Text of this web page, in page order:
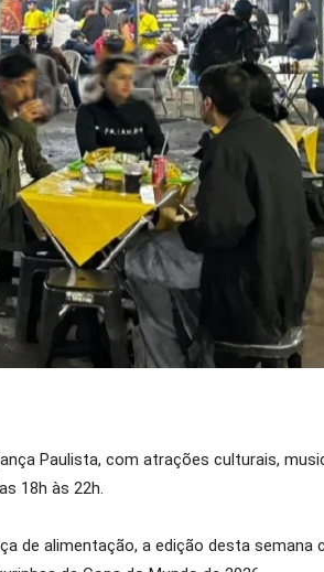
Paulista, com atrações culturais,
18h às 22h.
de alimentação, a edição desta semana